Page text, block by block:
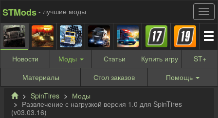
STMods - лучшие моды
Новости Моды Статьи Купить игру ST+
Материалы
Стол заказов
Помощь
SpinTires
Моды
Развлечение с нагрузкой версия 1.0 для SpinTires
(v03.03.16)